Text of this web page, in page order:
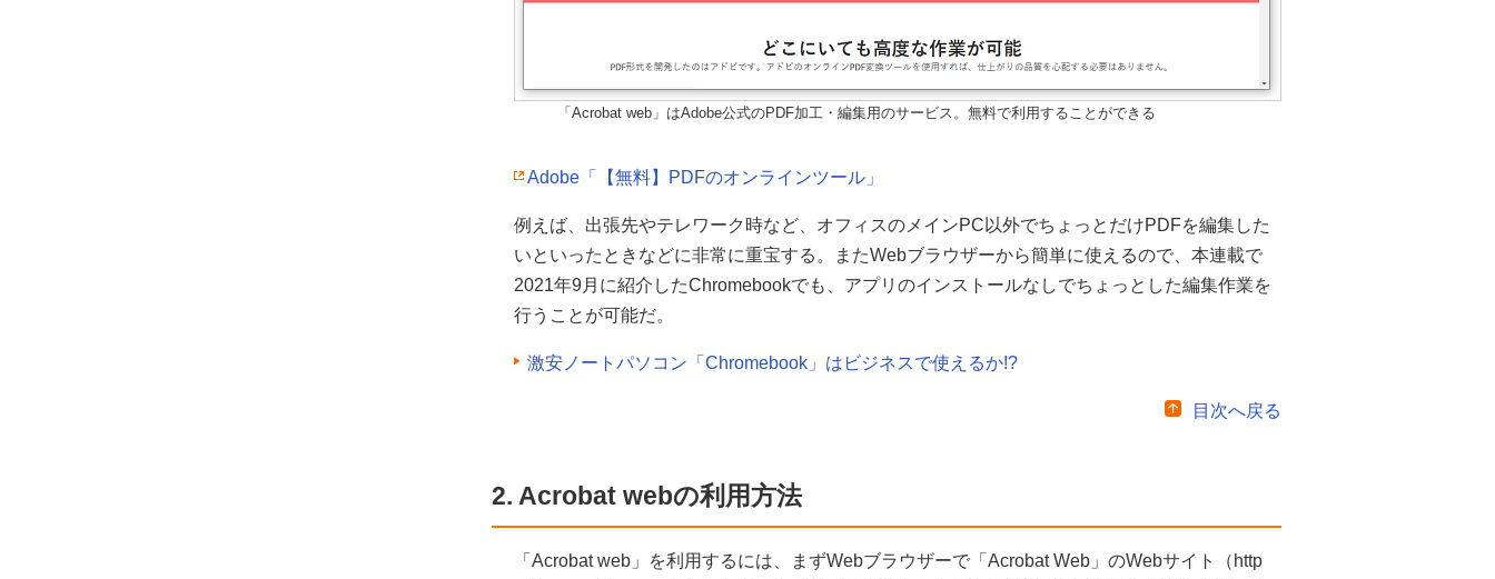
「Acrobat web」はAdobe公式のPDF加工・編集用のサービス。無料で利用することができる
Adobe「【無料】PDFのオンラインツール」
例えば、出張先やテレワーク時など、オフィスのメインPC以外でちょっとだけPDFを編集した
いといったときなどに非常に重宝する。またWebブラウザーから簡単に使えるので、本連載で
2021年9月に紹介したChromebookでも、アプリのインストールなしでちょっとした編集作業を
行うことが可能だ。
激安ノートパソコン「Chromebook」はビジネスで使えるか!?
目次へ戻る
2. Acrobat webの利用方法
「Acrobat web」を利用するには、まずWebブラウザーで「Acrobat Web」のWebサイト（http